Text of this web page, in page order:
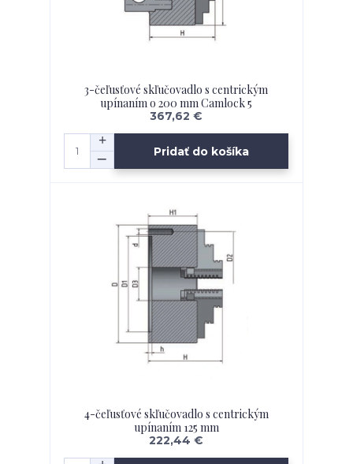
3-čeľusťové skľučovadlo s centrickým
upínaním o 200 mm Camlock 5
367,62 €
Pridať do košíka
4-čeľusťové skľučovadlo s centrickým
upínaním 125 mm
222,44 €